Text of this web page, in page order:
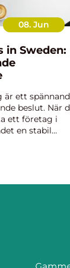
08. Jun
in Sweden:
ett
beslut. När
ett företag i
en stabil